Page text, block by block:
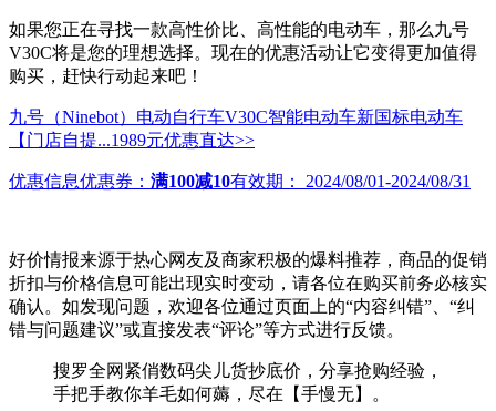
如果您正在寻找一款高性价比、高性能的电动车，那么九号
V30C将是您的理想选择。现在的优惠活动让它变得更加值得
购买，赶快行动起来吧！
九号（Ninebot）电动自行车V30C智能电动车新国标电动车
【门店自提...1989元优惠直达>>
优惠信息优惠券： 满100减10有效期： 2024/08/01-2024/08/31
好价情报来源于热心网友及商家积极的爆料推荐，商品的促销
折扣与价格信息可能出现实时变动，请各位在购买前务必核实
确认。如发现问题，欢迎各位通过页面上的“内容纠错”、“纠
错与问题建议”或直接发表“评论”等方式进行反馈。
搜罗全网紧俏数码尖儿货抄底价，分享抢购经验，
手把手教你羊毛如何薅，尽在【手慢无】。